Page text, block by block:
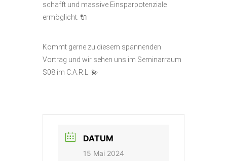
schafft und massive Einsparpotenziale
ermöglicht. 🔌
Kommt gerne zu diesem spannenden
Vortrag und wir sehen uns im Seminarraum
S08 im C.A.R.L. 💫
DATUM
15 Mai 2024